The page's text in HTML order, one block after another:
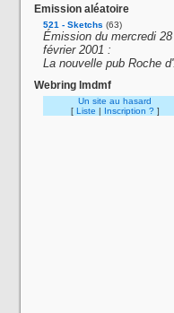
Emission aléatoire
521 - Sketchs (63)
Émission du mercredi 28
février 2001 :
La nouvelle pub Roche
Webring lmdmf
Un site au hasard
[ Liste | Inscription ? ]